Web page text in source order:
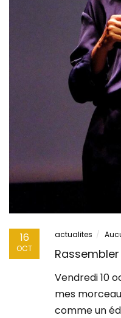
16
OCT
actualites
Vendredi 10
mes
comme un